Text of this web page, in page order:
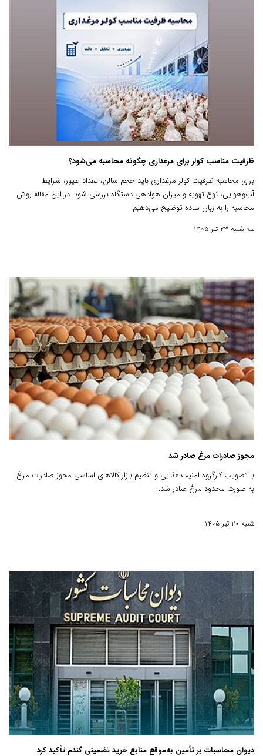
ظرفیت مناسب کولر برای مرغداری چگونه محاسبه می‌شود؟
برای محاسبه ظرفیت کولر مرغداری باید حجم سالن، تعداد طیور، شرایط
آب‌وهوایی، نوع تهویه و میزان هوادهی دستگاه بررسی شود. در این مقاله روش
محاسبه را به زبان ساده توضیح می‌دهیم.
سه شنبه 23 تیر 1405
مجوز صادرات مرغ صادر شد
با تصویب کارگروه امنیت غذایی ‌و تنظیم بازار کالاهای اساسی مجوز صادرات مرغ
به صورت محدود مرغ صادر شد.
شنبه 20 تیر 1405
دیوان محاسبات بر تأمین به‌موقع منابع خرید تضمینی گندم تأکید کرد